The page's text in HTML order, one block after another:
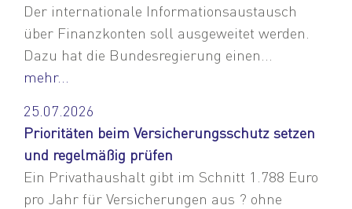
Der internationale Informationsaustausch
über Finanzkonten soll ausgeweitet werden.
Dazu hat die Bundesregierung einen...
mehr...
25.07.2026
Prioritäten beim Versicherungsschutz setzen
und regelmäßig prüfen
Ein Privathaushalt gibt im Schnitt 1.788 Euro
pro Jahr für Versicherungen aus ? ohne